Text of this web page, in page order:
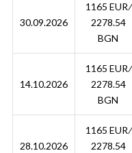
30.09.2026
1165 EUR ∕
2278.54
BGN
14.10.2026
1165 EUR ∕
2278.54
BGN
28.10.2026
1165 EUR ∕
2278.54